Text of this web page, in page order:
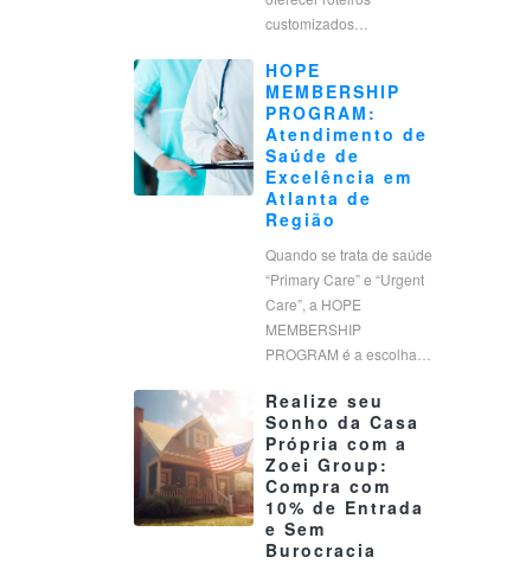
customizados…
HOPE
MEMBERSHIP
PROGRAM:
Atendimento de
Saúde de
Excelência em
Atlanta de
Região
Quando se trata de saúde
“Primary Care” e “Urgent
Care”, a HOPE
MEMBERSHIP
PROGRAM é a escolha…
Realize seu
Sonho da Casa
Própria com a
Zoei Group:
Compra com
10% de Entrada
e Sem
Burocracia